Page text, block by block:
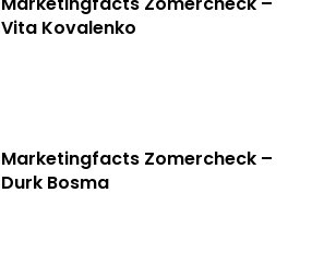
Vita Kovalenko
Marketingfacts Zomercheck –
Durk Bosma